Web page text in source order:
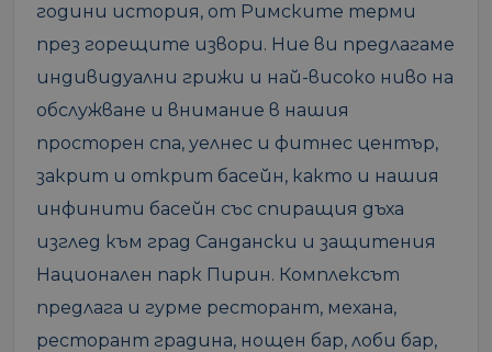
години история, от Римските терми
през горещите извори. Ние ви предлагаме
индивидуални грижи и най-високо ниво на
обслужване и внимание в нашия
просторен спа, уелнес и фитнес център,
закрит и открит басейн, както и нашия
инфинити басейн със спиращия дъха
изглед към град Сандански и защитения
Национален парк Пирин. Комплексът
предлага и гурме ресторант, механа,
ресторант градина, нощен бар, лоби бар,